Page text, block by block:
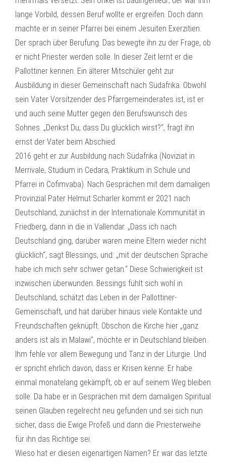
lange Vorbild, dessen Beruf wollte er ergreifen. Doch dann
machte er in seiner Pfarrei bei einem Jesuiten Exerzitien.
Der sprach über Berufung. Das bewegte ihn zu der Frage, ob
er nicht Priester werden solle. In dieser Zeit lernt er die
Pallottiner kennen. Ein älterer Mitschüler geht zur
Ausbildung in dieser Gemeinschaft nach Südafrika. Obwohl
sein Vater Vorsitzender des Pfarrgemeinderates ist, ist er
und auch seine Mutter gegen den Berufswunsch des
Sohnes. „Denkst Du, dass Du glücklich wirst?“, fragt ihn
ernst der Vater beim Abschied.
2016 geht er zur Ausbildung nach Südafrika (Noviziat in
Merrivale, Studium in Cedara, Praktikum in Schule und
Pfarrei in Cofimvaba). Nach Gesprächen mit dem damaligen
Provinzial Pater Helmut Scharler kommt er 2021 nach
Deutschland, zunächst in der Internationale Kommunität in
Friedberg, dann in die in Vallendar. „Dass ich nach
Deutschland ging, darüber waren meine Eltern wieder nicht
glücklich“, sagt Blessings, und: „mit der deutschen Sprache
habe ich mich sehr schwer getan.“ Diese Schwierigkeit ist
inzwischen überwunden. Bessings fühlt sich wohl in
Deutschland, schätzt das Leben in der Pallottiner-
Gemeinschaft, und hat darüber hinaus viele Kontakte und
Freundschaften geknüpft. Obschon die Kirche hier „ganz
anders ist als in Malawi“, möchte er in Deutschland bleiben.
Ihm fehle vor allem Bewegung und Tanz in der Liturgie. Und
er spricht ehrlich davon, dass er Krisen kenne. Er habe
einmal monatelang gekämpft, ob er auf seinem Weg bleiben
solle. Da habe er in Gesprächen mit dem damaligen Spiritual
seinen Glauben regelrecht neu gefunden und sei sich nun
sicher, dass die Ewige Profeß und dann die Priesterweihe
für ihn das Richtige sei.
Wieso hat er diesen eigenartigen Namen? Er war das letzte